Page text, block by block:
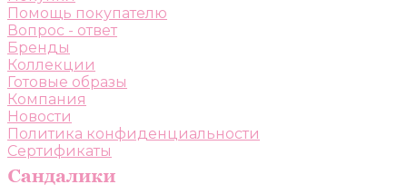
Помощь покупателю
Вопрос - ответ
Бренды
Коллекции
Готовые образы
Компания
Новости
Политика конфиденциальности
Сертификаты